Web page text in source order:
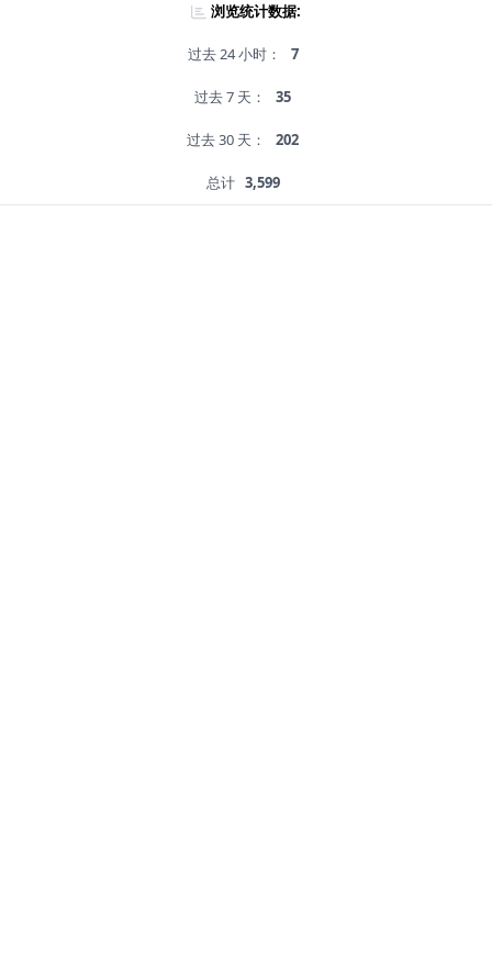
浏览统计数据:
过去 24 小时： 7
过去 7 天： 35
过去 30 天： 202
总计 3,599